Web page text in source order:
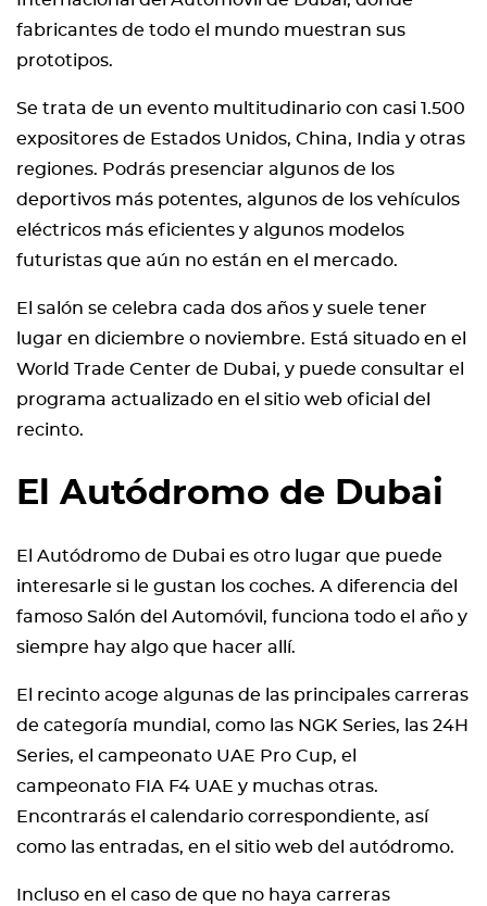
fabricantes de todo el mundo muestran sus
prototipos.
Se trata de un evento multitudinario con casi 1.500
expositores de Estados Unidos, China, India y otras
regiones. Podrás presenciar algunos de los
deportivos más potentes, algunos de los vehículos
eléctricos más eficientes y algunos modelos
futuristas que aún no están en el mercado.
El salón se celebra cada dos años y suele tener
lugar en diciembre o noviembre. Está situado en el
World Trade Center de Dubai, y puede consultar el
programa actualizado en el sitio web oficial del
recinto.
El Autódromo de Dubai
El Autódromo de Dubai es otro lugar que puede
interesarle si le gustan los coches. A diferencia del
famoso Salón del Automóvil, funciona todo el año y
siempre hay algo que hacer allí.
El recinto acoge algunas de las principales carreras
de categoría mundial, como las NGK Series, las 24H
Series, el campeonato UAE Pro Cup, el
campeonato FIA F4 UAE y muchas otras.
Encontrarás el calendario correspondiente, así
como las entradas, en el sitio web del autódromo.
Incluso en el caso de que no haya carreras